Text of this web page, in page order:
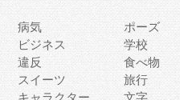
病気
ポーズ
ビジネス
学校
違反
食べ物
スイーツ
旅行
キャラクター 文字